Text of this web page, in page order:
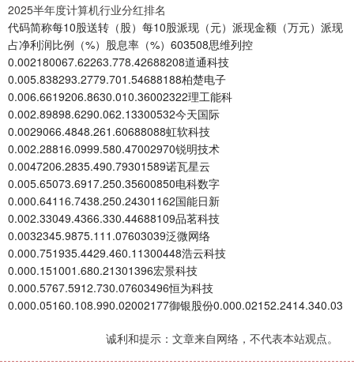
2025半年度计算机行业分红排名
代码简称每10股送转（股）每10股派现（元）派现金额（万元）派现
占净利润比例（%）股息率（%）603508思维列控
0.002180067.62263.778.42688208道通科技
0.005.838293.2779.701.54688188柏楚电子
0.006.6619206.8630.010.36002322理工能科
0.002.89898.6290.062.13300532今天国际
0.0029066.4848.261.60688088虹软科技
0.002.28816.0999.580.47002970锐明技术
0.0047206.2835.490.79301589诺瓦星云
0.005.65073.6917.250.35600850电科数字
0.000.64116.7438.250.24301162国能日新
0.002.33049.4366.330.44688109品茗科技
0.0032345.9875.111.07603039泛微网络
0.000.751935.4429.460.11300448浩云科技
0.000.151001.680.21301396宏景科技
0.000.5767.5912.730.07603496恒为科技
0.000.05160.108.990.02002177御银股份0.000.02152.2414.340.03
诚利和提示：文章来自网络，不代表本站观点。